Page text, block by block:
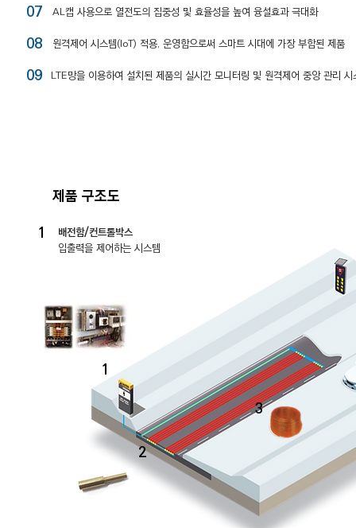
07 AL캡 사용으로 열전도의 집중성 및 효율성을 높여 융설효과 극대화
08 원격제어 시스템(IoT) 적용, 운영함으로써 스마트 시대에 가장 부합된 제품
09 LTE망을 이용하여 설치된 제품의 실시간 모니터링 및 원격제어 중앙 관리 시
제품 구조도
2
3
1
1
배전함/컨트롤박스
입출력을 제어하는 시스템